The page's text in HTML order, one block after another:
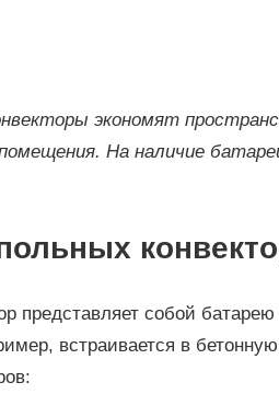
экономят
На наличие
представляет собой
встраивается в